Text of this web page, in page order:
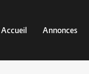
Accueil Annonces